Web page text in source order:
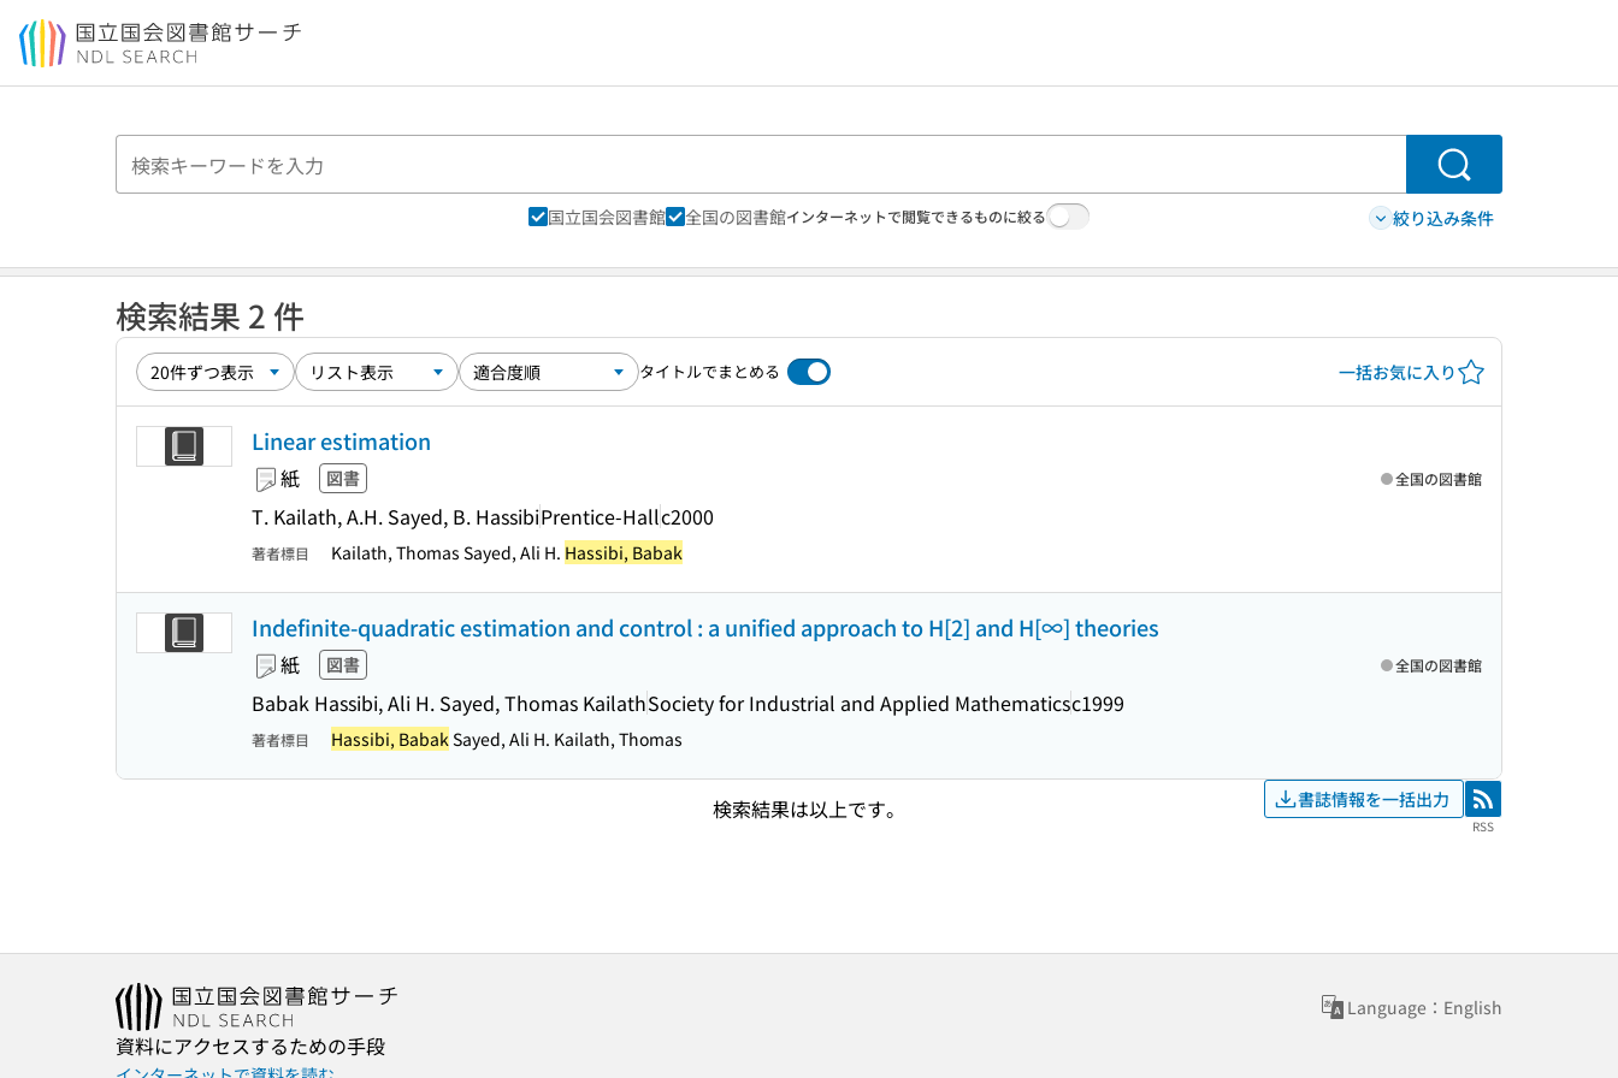
本文へ移動
検索
国立国会図書館 全国の図書館インターネットで閲覧できるものに絞る 絞り込み条件
検索結果 2 件
タイトルでまとめる 一括お気に入り
Linear estimation
紙 図書
T. Kailath, A.H. Sayed, B. HassibiPrentice-Hallc2000
全国の図書館
著者標目 Kailath, Thomas Sayed, Ali H. Hassibi, Babak
Indefinite-quadratic estimation and control : a unified approach to H[2] and H[∞] theories
紙 図書
Babak Hassibi, Ali H. Sayed, Thomas KailathSociety for Industrial and Applied Mathematicsc1999
全国の図書館
著者標目 Hassibi, BabakSayed, Ali H. Kailath, Thomas
検索結果は以上です。 書誌情報を一括出力 RSS
RSS
Language：English
資料にアクセスするための手段